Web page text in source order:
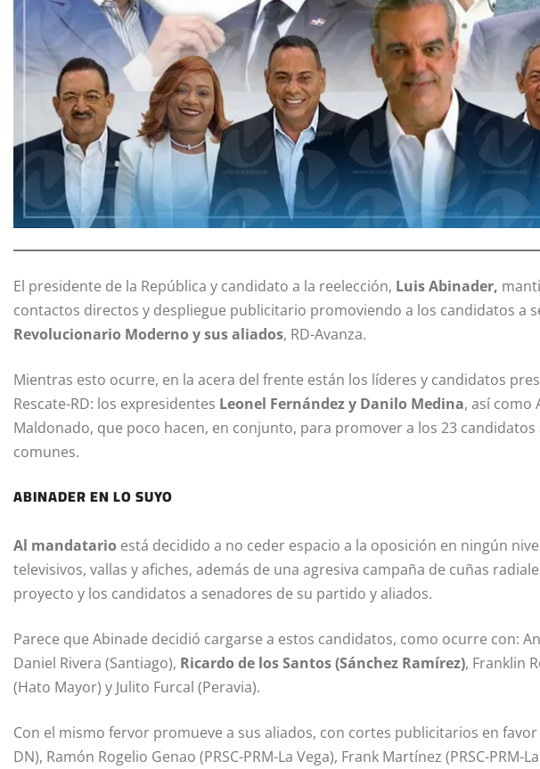
El presidente de la República y candidato a la reelección, Luis Abinader,
contactos directos y despliegue publicitario promoviendo a los candidatos a
Revolucionario Moderno y sus aliados, RD-Avanza.
Mientras esto ocurre, en la acera del frente están los líderes y candidatos
Rescate-RD: los expresidentes Leonel Fernández y Danilo Medina, así como
Maldonado, que poco hacen, en conjunto, para promover a los 23
comunes.
ABINADER EN LO SUYO
Al mandatario está decidido a no ceder espacio a la oposición en ningún
televisivos, vallas y afiches, además de una agresiva campaña de cuñas
proyecto y los candidatos a senadores de su partido y aliados.
Parece que Abinade decidió cargarse a estos candidatos, como ocurre con:
Daniel Rivera (Santiago), Ricardo de los Santos (Sánchez Ramírez), Franklin
(Hato Mayor) y Julito Furcal (Peravia).
Con el mismo fervor promueve a sus aliados, con cortes publicitarios en
DN), Ramón Rogelio Genao (PRSC-PRM-La Vega), Frank Martínez (PRSC-PRM-